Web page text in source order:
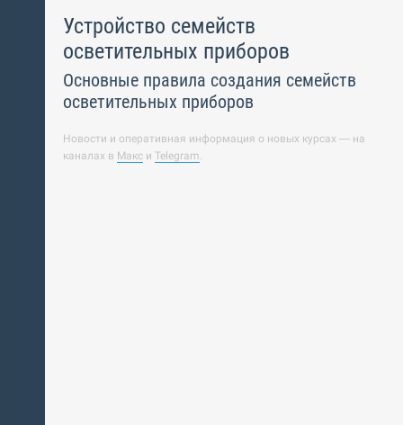
Устройство семейств
осветительных приборов
Основные правила создания семейств
осветительных приборов
Новости и оперативная информация о новых курсах — на
каналах в Макс и Telegram.